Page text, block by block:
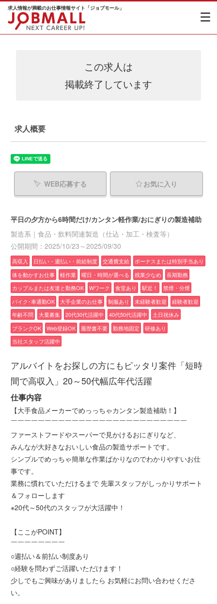
求人情報が満載のお仕事情報サイト「ジョブモール」
この求人は
掲載終了しています
求人概要
WEB応募する お気に入り
平日の夕方から6時間だけ/カンタン軽作業/おにぎりの製造補助
製造系｜食品・飲料関連製造（仕込・加工・検査等）
公開期間：2025/10/23～2025/09/30
高収入 日払い・週払い・前給制度 交通費支給
ボーナスまたは特別手当あり
体を動かすお仕事
軽作業 曜日・時間が選べる 残業少なめ
長期勤務
カップルまたは友達と勤務OK
Wワーク 食堂あり 駅近！
禁煙・分煙
バイク･車通勤OK
大手企業のお仕事 制服あり 未経験者歓迎
経験者歓迎
年齢不問
大量募集 20代30代活躍中 40代50代活躍中
土日祝休み
ブランクOK
Web登録OK 履歴書不要 勤務地固定
研修あり
当社スタッフ活躍中
アルバイトをお探しの方にもピッタリ案件「短時
間で高収入」20～50代幅広年代活躍
仕事内容
【大手食品メーカーでめっっちゃカンタン製造補助！】
￣￣￣￣￣￣￣￣￣￣￣￣￣￣￣￣￣￣￣￣￣￣￣￣￣￣
ファーストフードやスーパーで見かけるおにぎりなど、
みんなが大好きなおいしい食品の製造サポートです。
シンプルでめっちゃ簡単な作業ばかりなのでわかりやすいお仕
事です。
業務に慣れていただけるまで 先輩スタッフがしっかりサポート
＆フォローします
※20代～50代のスタッフが大活躍中！
【ここがPOINT】
￣￣￣￣￣￣￣￣
○週払い＆前払い制度あり
○経験を問わずご活躍いただけます！
少しでもご興味がありましたら お気軽にお問い合わせくださ
い。